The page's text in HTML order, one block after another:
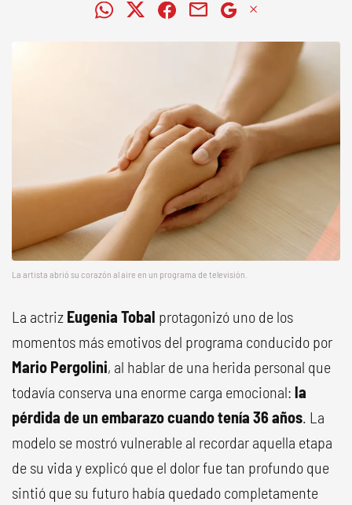
La artista abrió su corazón al aire en un programa de televisión.
La actriz Eugenia Tobal protagonizó uno de los
momentos más emotivos del programa conducido por
Mario Pergolini, al hablar de una herida personal que
todavía conserva una enorme carga emocional: la
pérdida de un embarazo cuando tenía 36 años. La
modelo se mostró vulnerable al recordar aquella etapa
de su vida y explicó que el dolor fue tan profundo que
sintió que su futuro había quedado completamente